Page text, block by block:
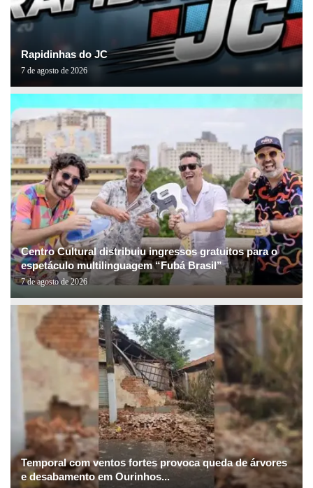
Rapidinhas do JC
7 de agosto de 2026
Centro Cultural distribuiu ingressos gratuitos para o
espetáculo multilinguagem “Fubá Brasil”
7 de agosto de 2026
Temporal com ventos fortes provoca queda de árvores
e desabamento em Ourinhos...